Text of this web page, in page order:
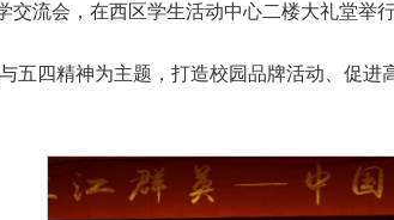
交流会，在西区学生活动中心二楼大礼堂举行
五四精神为主题，打造校园品牌活动、促